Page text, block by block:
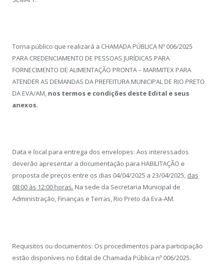
Torna público que realizará a CHAMADA PÚBLICA Nº 006/2025
PARA CREDENCIAMENTO DE PESSOAS JURÍDICAS PARA
FORNECIMENTO DE ALIMENTAÇÃO PRONTA – MARMITEX PARA
ATENDER AS DEMANDAS DA PREFEITURA MUNICIPAL DE RIO PRETO
DA EVA/AM, nos termos e condições deste Edital e seus
anexos.
Data e local para entrega dos envelopes: Aos interessados
deverão apresentar a documentação para HABILITAÇÃO e
proposta de preços entre os dias 04/04/2025 a 23/04/2025, das
08:00 às 12:00 horas. Na sede da Secretaria Municipal de
Administração, Finanças e Terras, Rio Preto da Eva-AM.
Requisitos ou documentos: Os procedimentos para participação
estão disponíveis no Edital de Chamada Pública nº 006/2025.